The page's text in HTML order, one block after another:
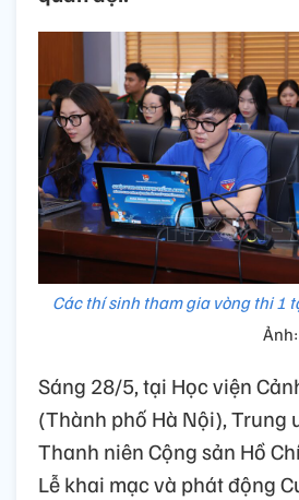
Các thí sinh tham gia vòng thi 1
Sáng 28/5, tại Học viện
(Thành phố Hà Nội), Trung
Thanh niên Cộng sản Hồ
Lễ khai mạc và phát động